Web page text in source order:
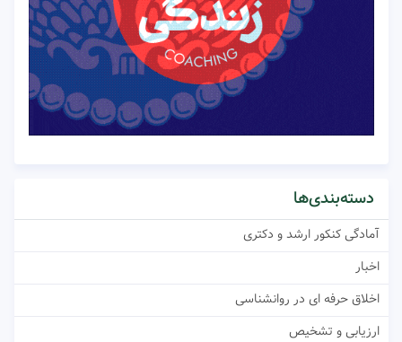
دسته‌بندی‌ها
آمادگی کنکور ارشد و دکتری
اخبار
اخلاق حرفه ای در روانشناسی
ارزیابی و تشخیص